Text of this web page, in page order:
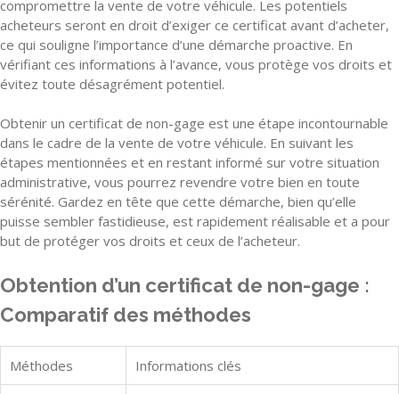
compromettre la vente de votre véhicule. Les potentiels
acheteurs seront en droit d’exiger ce certificat avant d’acheter,
ce qui souligne l’importance d’une démarche proactive. En
vérifiant ces informations à l’avance, vous protège vos droits et
évitez toute désagrément potentiel.
Obtenir un certificat de non-gage est une étape incontournable
dans le cadre de la vente de votre véhicule. En suivant les
étapes mentionnées et en restant informé sur votre situation
administrative, vous pourrez revendre votre bien en toute
sérénité. Gardez en tête que cette démarche, bien qu’elle
puisse sembler fastidieuse, est rapidement réalisable et a pour
but de protéger vos droits et ceux de l’acheteur.
Obtention d’un certificat de non-gage :
Comparatif des méthodes
Méthodes Informations clés